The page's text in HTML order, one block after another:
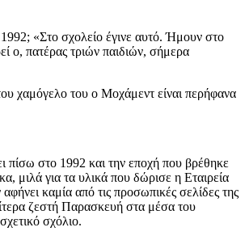
«Στο σχολείο έγινε αυτό. Ήμουν στο
ο, πατέρας τριών παιδιών, σήμερα
χαμόγελο του ο Μοχάμεντ είναι περήφανα
πίσω στο 1992 και την εποχή που βρέθηκε
μιλά για τα υλικά που δώρισε η Εταιρεία
καμία από τις προσωπικές σελίδες της
ζεστή Παρασκευή στα μέσα του
σχόλιο.